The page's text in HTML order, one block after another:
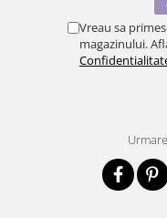
Vreau sa
magazinului.